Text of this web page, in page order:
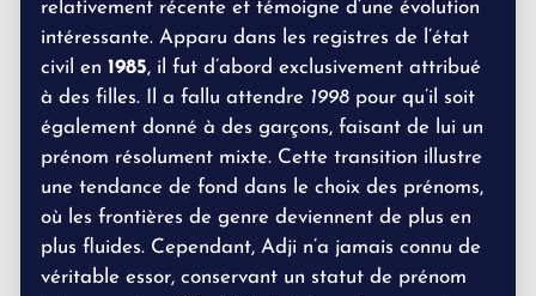
relativement récente et témoigne d’une évolution
intéressante. Apparu dans les registres de l’état
civil en 1985, il fut d’abord exclusivement attribué
à des filles. Il a fallu attendre 1998 pour qu’il soit
également donné à des garçons, faisant de lui un
prénom résolument mixte. Cette transition illustre
une tendance de fond dans le choix des prénoms,
où les frontières de genre deviennent de plus en
plus fluides. Cependant, Adji n’a jamais connu de
véritable essor, conservant un statut de prénom